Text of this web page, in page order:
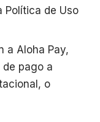
Política de Uso
a Aloha Pay,
pago a
o